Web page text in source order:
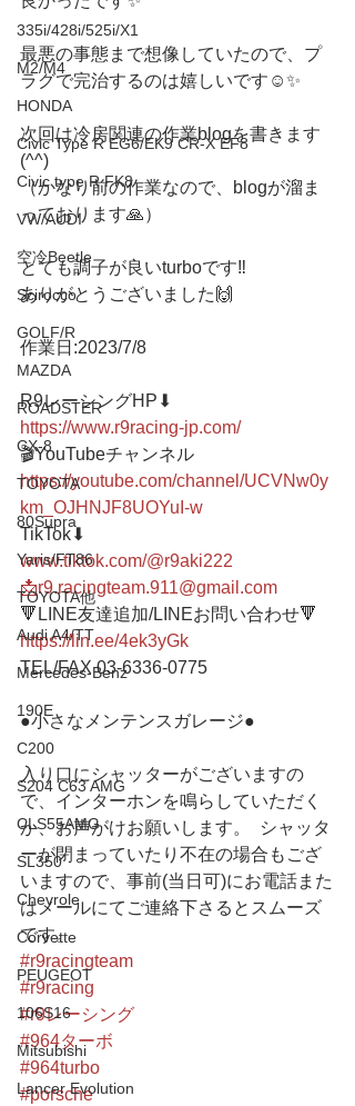
335i/428i/525i/X1
M2/M4
HONDA
Civic Type R EG6/EK9 CR-X EF8
Civic type R FK8
VW/AUDI
空冷Beetle
Scirocco
GOLF/R
MAZDA
ROADSTER
CX-8
TOYOTA
80Supra
Yaris/FT86
TOYOTA他
Audi A4/TT
Mercedes-Benz
190E
C200
S204 C63 AMG
CLS55AMG
SL350
Chevrole
Corvette
PEUGEOT
106S16
Mitsubishi
Lancer Evolution
最悪の事態まで想像していたので、プ
ラグで完治するのは嬉しいです☺️✨
次回は冷房関連の作業blogを書きます
(^^)
（かなり前の作業なので、blogが溜ま
っております🙏）
とても調子が良いturboです‼️
ありがとうございました🙌
作業日:2023/7/8
R9レーシングHP⬇︎
https://www.r9racing-jp.com/
🎬YouTubeチャンネル
https://youtube.com/channel/UCVNw0y
km_OJHNJF8UOYuI-w
TikTok⬇︎
www.tiktok.com/@r9aki222
📩r9.racingteam.911@gmail.com
🔻LINE友達追加/LINEお問い合わせ🔻
https://lin.ee/4ek3yGk
TEL/FAX 03-6336-0775
●小さなメンテンスガレージ●
入り口にシャッターがございますの
で、インターホンを鳴らしていただく
か、お声がけお願いします。  シャッタ
ーが閉まっていたり不在の場合もござ
いますので、事前(当日可)にお電話また
はメールにてご連絡下さるとスムーズ
です。
#r9racingteam
#r9racing
#r9レーシング
#964ターボ
#964turbo
#porsche